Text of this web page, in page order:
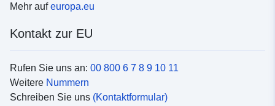
Mehr aufeuropa.eu
Kontakt zur EU
Rufen Sie uns an: 00 800 6 7 8 9 10 11
Weitere Nummern
Schreiben Sie uns (Kontaktformular)